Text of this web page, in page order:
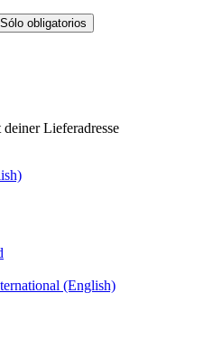
Sólo obligatorios
deiner Lieferadresse
(English)